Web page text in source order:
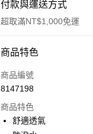
付款與運送方式
超取滿NT$1,000免運
付款方式
信用卡一次付款
3 期 0 利率 每期
商品特色
商品編號
8147198
商品特色
舒適透氣